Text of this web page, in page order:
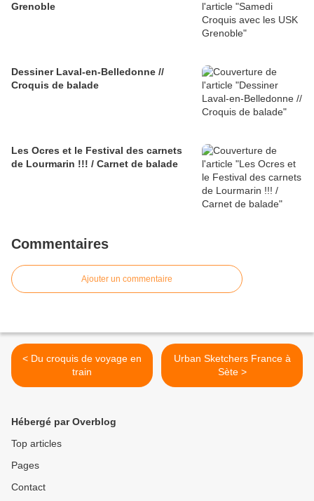
Grenoble
Dessiner Laval-en-Belledonne //
Croquis de balade
Les Ocres et le Festival des carnets
de Lourmarin !!! / Carnet de balade
Commentaires
Ajouter un commentaire
< Du croquis de voyage en
train
Urban Sketchers France à
Sète >
Hébergé par Overblog
Top articles
Pages
Contact